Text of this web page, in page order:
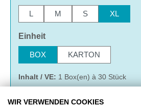
L M S XL
Einheitauswählen
BOX KARTON
Inhalt / VE: 1 Box(en) à 30 Stück
WIR VERWENDEN COOKIES